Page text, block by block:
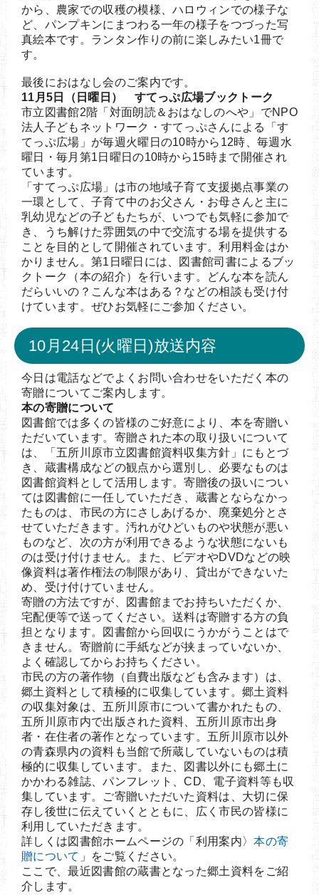
から、農家での収穫の模様、ハロウィンでの様子な
ど、パンプキンにまつわる一年の様子をつづった写
真絵本です。ランタン作りの前に楽しみたい1冊で
す。
最後におはなし会のご案内です。
11月5日（日曜日） すてっぷ広場ブックトーク
市立図書館2階「対面朗読＆おはなしのへや」でNPO
法人子どもネットワーク・すてっぷさんによる「す
てっぷ広場」が毎週火曜日の10時から12時、毎週水
曜日・毎月第1日曜日の10時から15時まで開催され
ています。
「すてっぷ広場」は市の地域子育て支援拠点事業の
一環として、子育て中のお父さん・お母さんと主に
乳幼児などの子どもたちが、いつでも気軽に参加で
き、うち解けた雰囲気の中で交流する場を提供する
ことを目的として開催されています。利用料金はか
かりません。第1日曜日には、図書館司書によるブッ
クトーク（本の紹介）を行います。どんな本を読ん
だらいいの？こんな本はある？などの相談も受け付
けています。ぜひお気軽にご参加ください。
10月24日(火曜日)放送内容
今日は電話などでよくお問い合わせをいただく本の
寄贈についてご案内します。
本の寄贈について
図書館では多くの皆様のご好意により、本を寄贈い
ただいています。寄贈された本の取り扱いについて
は、「五所川原市立図書館資料収集方針」にもとづ
き、蔵書構成などの観点から選別し、必要なものは
図書館資料として活用します。寄贈後の扱いについ
ては図書館に一任していただき、蔵書とならなかっ
たものは、市民の方にさしあげるか、廃棄処分とさ
せていただきます。汚れがひどいものや状態が悪い
ものなど、次の方が利用できるような状態にないも
のは受け付けません。また、ビデオやDVDなどの映
像資料は著作権法の制限があり、貸出ができないた
め、受け付けていません。
寄贈の方法ですが、図書館までお持ちいただくか、
宅配便等で送ってください。送料は寄贈する方の負
担となります。図書館から回収にうかがうことはで
きません。寄贈前に手紙などが挟まっていないか、
よく確認してからお持ちください。
市民の方の著作物（自費出版なども含みます）は、
郷土資料として積極的に収集しています。郷土資料
の収集対象は、五所川原市について書かれたもの、
五所川原市内で出版された資料、五所川原市出身
者・在住者の著作となっています。五所川原市以外
の青森県内の資料も当館で所蔵していないものは積
極的に収集しています。また、図書以外にも郷土に
かかわる雑誌、パンフレット、CD、電子資料等も収
集しています。ご寄贈いただいた資料は、大切に保
存し後世に伝えていくとともに、広く市民の皆様に
利用していただきます。
詳しくは図書館ホームページの「利用案内〉本の寄
贈について 」をご覧ください。
ここで、最近図書館の蔵書となった郷土資料をご紹
介します。